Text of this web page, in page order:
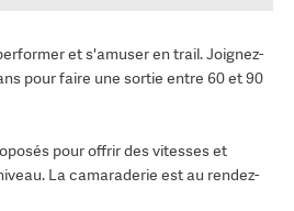
et s'amuser en trail. Joignez-
pour faire une sortie entre 60 et 90
pour offrir des vitesses et
La camaraderie est au rendez-